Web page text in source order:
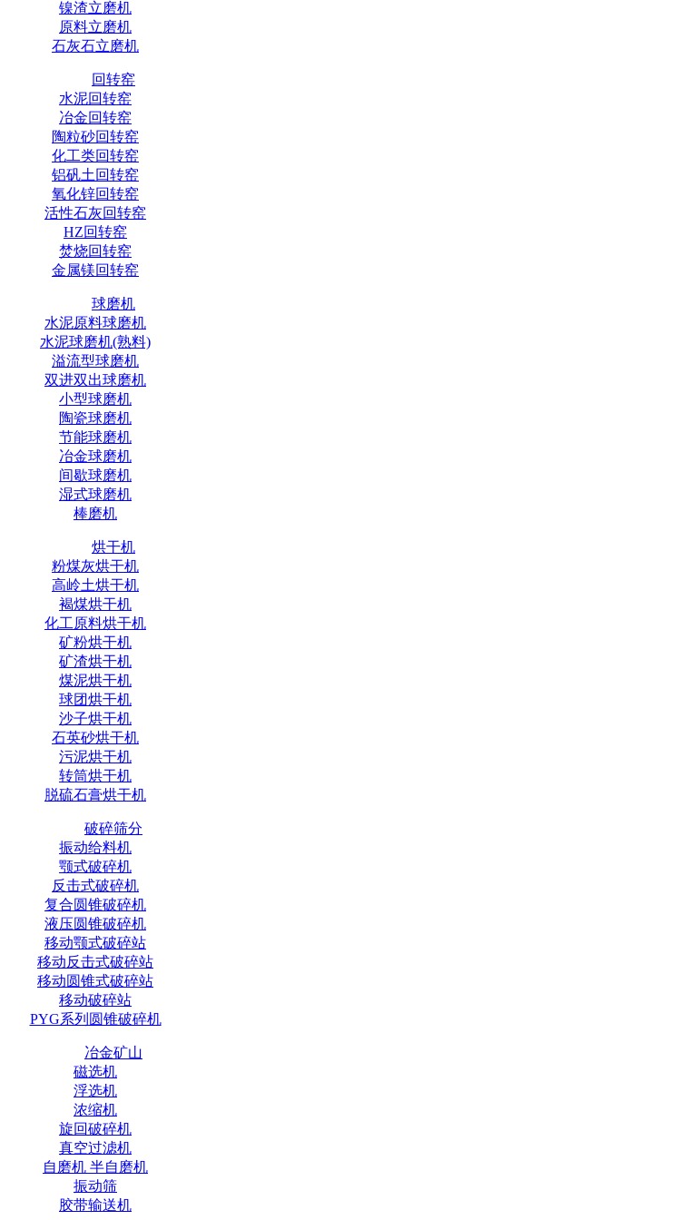
镍渣立磨机
原料立磨机
石灰石立磨机
回转窑
水泥回转窑
冶金回转窑
陶粒砂回转窑
化工类回转窑
铝矾土回转窑
氧化锌回转窑
活性石灰回转窑
HZ回转窑
焚烧回转窑
金属镁回转窑
球磨机
水泥原料球磨机
水泥球磨机(熟料)
溢流型球磨机
双进双出球磨机
小型球磨机
陶瓷球磨机
节能球磨机
冶金球磨机
间歇球磨机
湿式球磨机
棒磨机
烘干机
粉煤灰烘干机
高岭土烘干机
褐煤烘干机
化工原料烘干机
矿粉烘干机
矿渣烘干机
煤泥烘干机
球团烘干机
沙子烘干机
石英砂烘干机
污泥烘干机
转筒烘干机
脱硫石膏烘干机
破碎筛分
振动给料机
颚式破碎机
反击式破碎机
复合圆锥破碎机
液压圆锥破碎机
移动颚式破碎站
移动反击式破碎站
移动圆锥式破碎站
移动破碎站
PYG系列圆锥破碎机
冶金矿山
磁选机
浮选机
浓缩机
旋回破碎机
真空过滤机
自磨机 半自磨机
振动筛
胶带输送机